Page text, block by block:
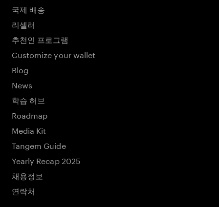
국제 배송
리셀러
추천인 프로그램
Customize your wallet
Blog
News
학습 허브
Roadmap
Media Kit
Tangem Guide
Yearly Recap 2025
채용정보
연락처